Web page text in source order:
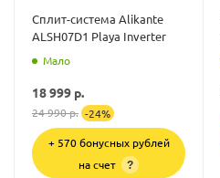
Сплит-система Alikante
ALSH07D1 Playa Inverter
Мало
18 999 р.
24 990р. -24%
+ 570 бонусных рублей
на счет
?